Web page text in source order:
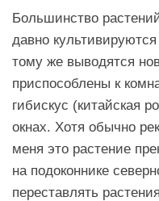
Большинство
давно
тому же выводятся
приспособлены к
гибискус (китайская
окнах. Хотя обычно
меня это растение
на подоконнике
переставлять